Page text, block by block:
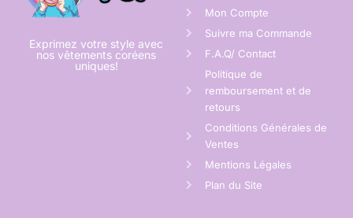
Exprimez votre style avec
nos vêtements coréens
uniques!
Mon Compte
Suivre ma Commande
F.A.Q/ Contact
Politique de
remboursement et de
retours
Conditions Générales de
Ventes
Mentions Légales
Plan du Site